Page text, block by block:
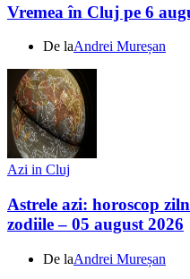
Vremea în Cluj pe 6
De laAndrei Mureșan
Azi in Cluj
Astrele azi: horoscop
zodiile – 05 august 2026
De laAndrei Mureșan